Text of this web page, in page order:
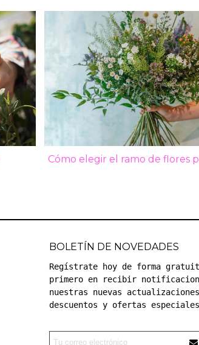
Cómo elegir el ramo de flores
BOLETÍN DE NOVEDADES
Regístrate hoy de forma
primero en recibir
nuestras nuevas
descuentos y ofertas